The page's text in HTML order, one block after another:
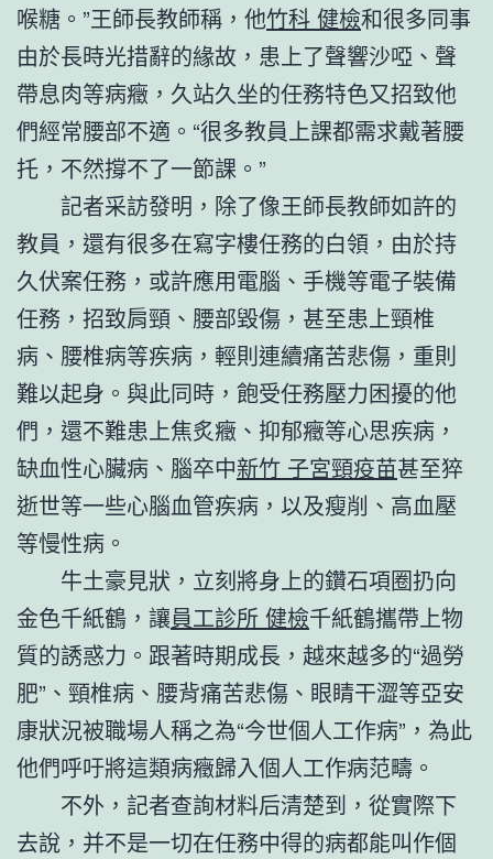
喉糖。”王師長教師稱，他竹科 健檢和很多同事
由於長時光措辭的緣故，患上了聲響沙啞、聲
帶息肉等病癥，久站久坐的任務特色又招致他
們經常腰部不適。“很多教員上課都需求戴著腰
托，不然撐不了一節課。”
記者采訪發明，除了像王師長教師如許的
教員，還有很多在寫字樓任務的白領，由於持
久伏案任務，或許應用電腦、手機等電子裝備
任務，招致肩頸、腰部毀傷，甚至患上頸椎
病、腰椎病等疾病，輕則連續痛苦悲傷，重則
難以起身。與此同時，飽受任務壓力困擾的他
們，還不難患上焦炙癥、抑郁癥等心思疾病，
缺血性心臟病、腦卒中新竹 子宮頸疫苗甚至猝
逝世等一些心腦血管疾病，以及瘦削、高血壓
等慢性病。
牛土豪見狀，立刻將身上的鑽石項圈扔向
金色千紙鶴，讓員工診所 健檢千紙鶴攜帶上物
質的誘惑力。跟著時期成長，越來越多的“過勞
肥”、頸椎病、腰背痛苦悲傷、眼睛干澀等亞安
康狀況被職場人稱之為“今世個人工作病”，為此
他們呼吁將這類病癥歸入個人工作病范疇。
不外，記者查詢材料后清楚到，從實際下
去說，并不是一切在任務中得的病都能叫作個